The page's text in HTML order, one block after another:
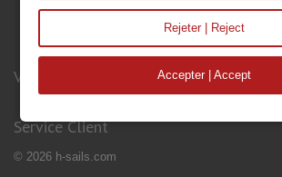
Voiles & Accessoires
Service Client
© 2026 h-sails.com
Rejeter | Reject
Accepter | Accept